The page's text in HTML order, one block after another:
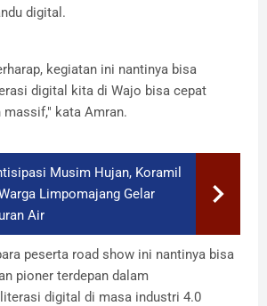
digital.
kegiatan ini nantinya bisa
digital kita di Wajo bisa cepat
kata Amran.
Musim Hujan, Koramil
Limpomajang Gelar
Air
peserta road show ini nantinya bisa
pioner terdepan dalam
digital di masa industri 4.0